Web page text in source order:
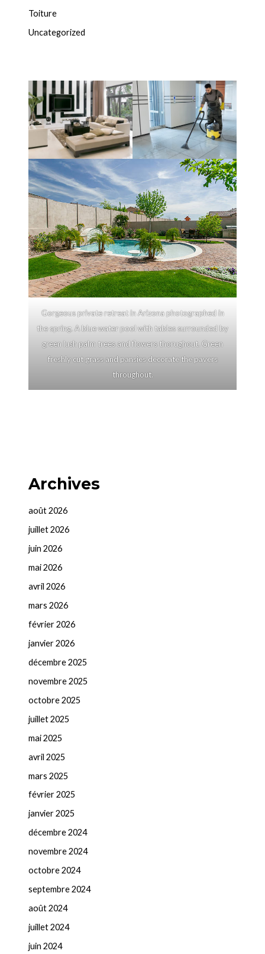
Toiture
Uncategorized
Gorgeous private retreat in Arizona photographed in
the spring. A blue water pool with tables surrounded by
green lush palm trees and flowers thorughout. Green
freshly cut grass and pansies decorate the pavers
throughout.
Archives
août 2026
juillet 2026
juin 2026
mai 2026
avril 2026
mars 2026
février 2026
janvier 2026
décembre 2025
novembre 2025
octobre 2025
juillet 2025
mai 2025
avril 2025
mars 2025
février 2025
janvier 2025
décembre 2024
novembre 2024
octobre 2024
septembre 2024
août 2024
juillet 2024
juin 2024